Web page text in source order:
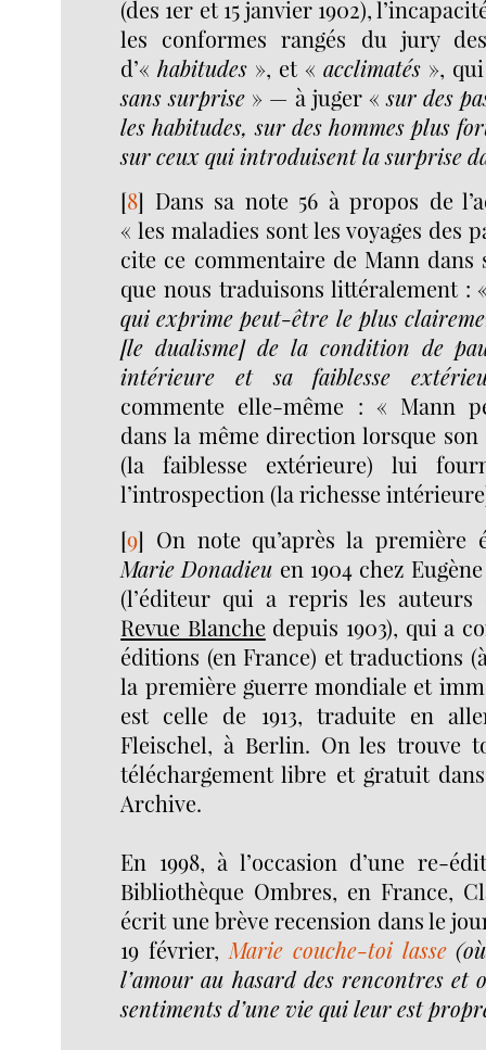
(des 1er et 15 janvier 1902),
les conformes rangés du jury
d’«habitudes », et « acclimatés»,
sans surprise » — à juger «sur des
les habitudes, sur des hommes plus
sur ceux qui introduisent la surprise
[8] Dans sa note 56 à propos de
« les maladies sont les voyages des
cite ce commentaire de Mann dans
que nous traduisons littéralement :
qui exprime peut-être le plus
[le dualisme] de la condition de
intérieure et sa faiblesse
commente elle-même : « Mann
dans la même direction lorsque
(la faiblesse extérieure) lui
l’introspection (la richesse
[9] On note qu’après la première
Marie Donadieu en 1904 chez
(l’éditeur qui a repris les
Revue Blanche depuis 1903), qui a
éditions (en France) et traductions
la première guerre mondiale et
est celle de 1913, traduite en
Fleischel, à Berlin. On les trouve
téléchargement libre et gratuit
Archive.
En 1998, à l’occasion d’une re-
Bibliothèque Ombres, en France,
écrit une brève recension dans le
19 février, Marie couche-toi lasse(où
l’amour au hasard des rencontres et
sentiments d’une vie qui leur est